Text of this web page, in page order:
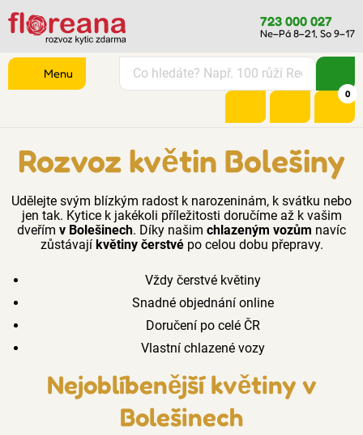
723 000 027
Ne–Pá 8–21, So 9–17
0
Menu
Rozvoz květin Bolešiny
Udělejte svým blízkým radost k narozeninám, k svátku nebo
jen tak. Kytice k jakékoli příležitosti doručíme až k vašim
dveřím v Bolešinech. Díky našim chlazeným vozům navíc
zůstávají květiny čerstvépo celou dobu přepravy.
Vždy čerstvé květiny
Snadné objednání online
Doručení po celé ČR
Vlastní chlazené vozy
Nejoblíbenější květiny v
Bolešinech